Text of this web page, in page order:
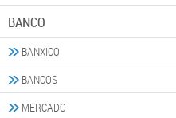
BANCO
BANXICO
BANCOS
MERCADO